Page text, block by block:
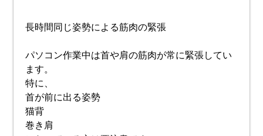
長時間同じ姿勢による筋肉の緊張
パソコン作業中は首や肩の筋肉が常に緊張してい
ます。
特に、
首が前に出る姿勢
猫背
巻き肩